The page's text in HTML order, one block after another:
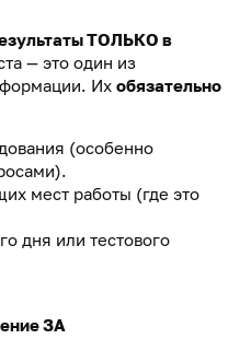
ТОЛЬКО в
— это один из
Их обязательно
(особенно
мест работы (где это
дня или тестового
ЗА